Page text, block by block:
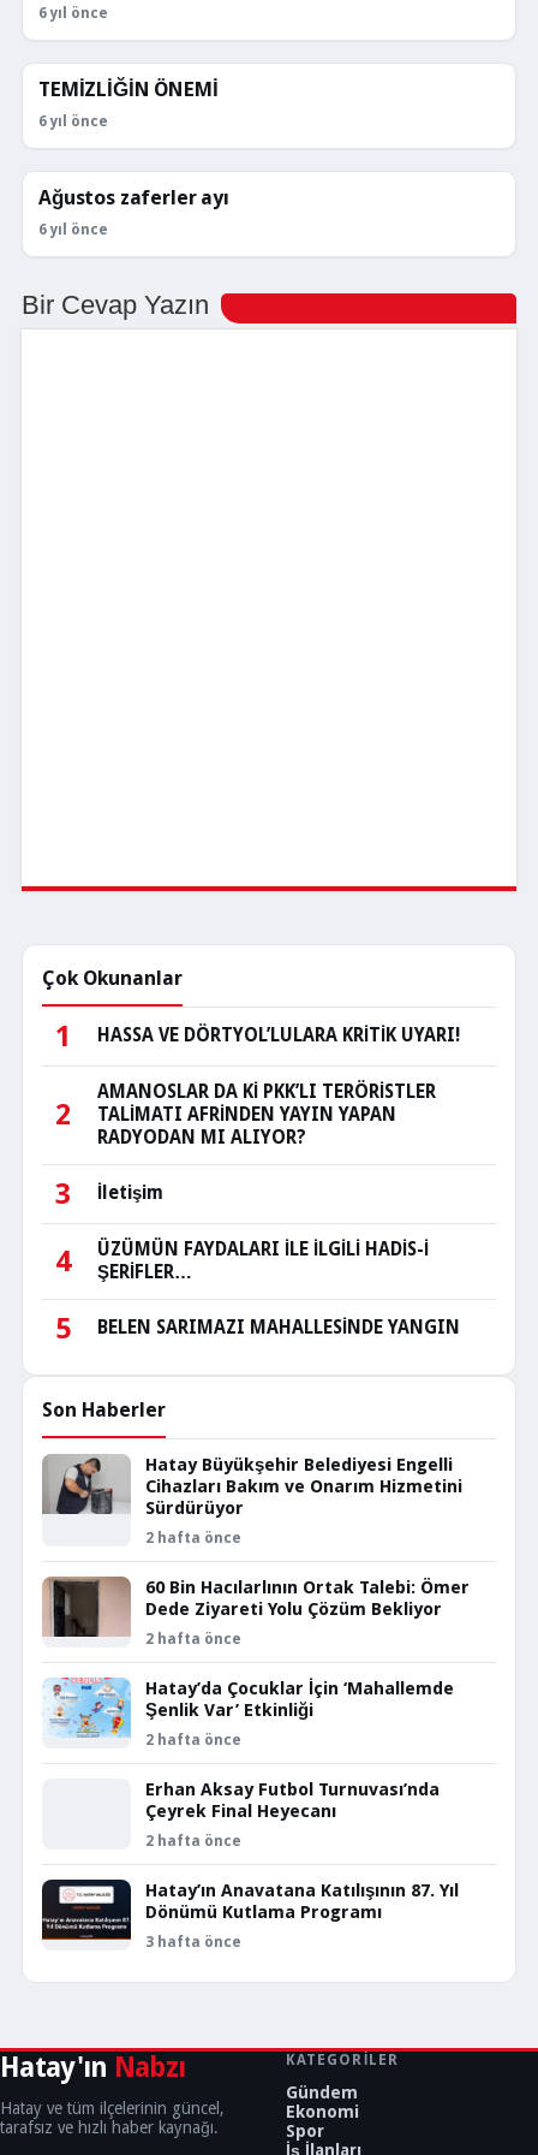
6 yıl önce
KÖŞE YAZILARI
TEMİZLİĞİN ÖNEMİ
6 yıl önce
KÖŞE YAZILARI
Ağustos zaferler ayı
6 yıl önce
Bir Cevap Yazın
Çok Okunanlar
1 HASSA VE DÖRTYOL’LULARA KRİTİK UYARI!
2
AMANOSLAR DA Kİ PKK’LI TERÖRİSTLER
TALİMATI AFRİNDEN YAYIN YAPAN
RADYODAN MI ALIYOR?
3 İletişim
4
ÜZÜMÜN FAYDALARI İLE İLGİLİ HADİS-İ
ŞERİFLER…
5 BELEN SARIMAZI MAHALLESİNDE YANGIN
Son Haberler
Hatay Büyükşehir Belediyesi Engelli
Cihazları Bakım ve Onarım Hizmetini
Sürdürüyor
2 hafta önce
60 Bin Hacılarlının Ortak Talebi: Ömer
Dede Ziyareti Yolu Çözüm Bekliyor
2 hafta önce
Hatay’da Çocuklar İçin ‘Mahallemde
Şenlik Var’ Etkinliği
2 hafta önce
Erhan Aksay Futbol Turnuvası’nda
Çeyrek Final Heyecanı
2 hafta önce
Hatay’ın Anavatana Katılışının 87. Yıl
Dönümü Kutlama Programı
3 hafta önce
Hatay'ın Nabzı
Hatay ve tüm ilçelerinin güncel,
tarafsız ve hızlı haber kaynağı.
KATEGORILER
Gündem
Ekonomi
Spor
İş İlanları